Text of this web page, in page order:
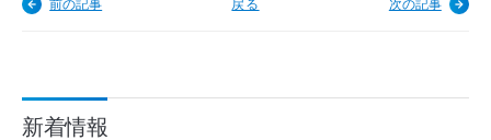
前の記事 戻る 次の記事
新着情報